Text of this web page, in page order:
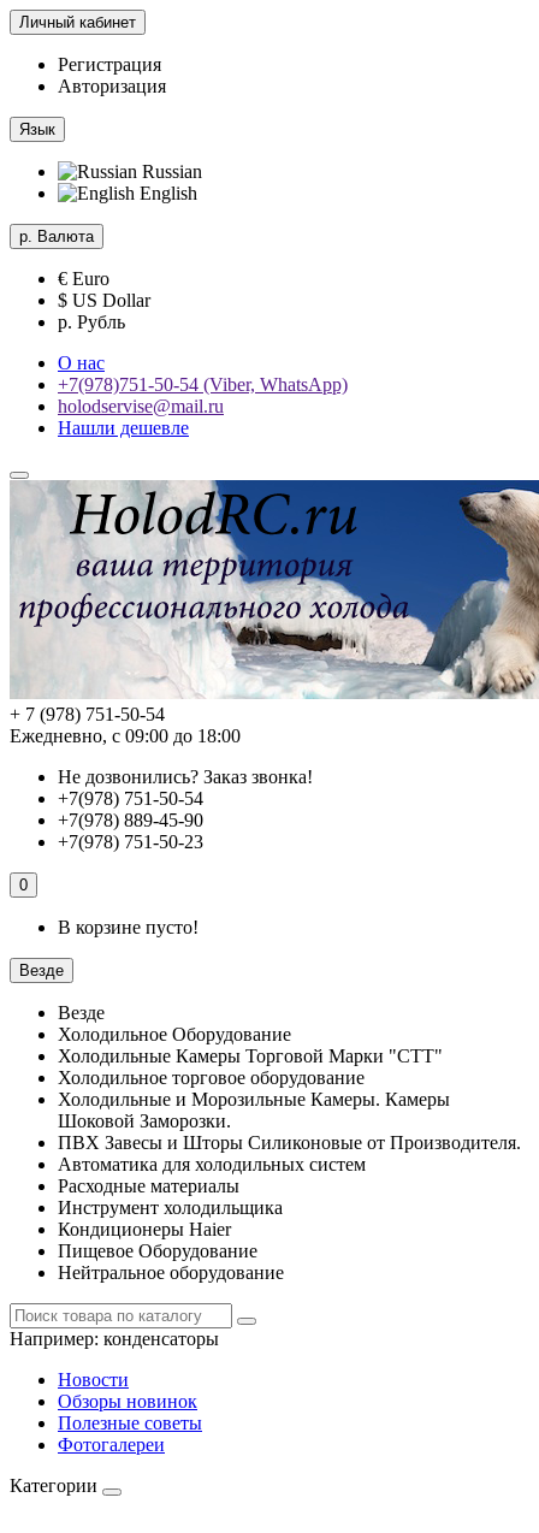
Личный кабинет
Регистрация
Авторизация
Язык
Russian
English
р. Валюта
€ Euro
$ US Dollar
р. Рубль
О нас
+7(978)751-50-54 (Viber, WhatsApp)
holodservise@mail.ru
Нашли дешевле
+ 7 (978) 751-50-54
Ежедневно, с 09:00 до 18:00
Не дозвонились? Заказ звонка!
+7(978) 751-50-54
+7(978) 889-45-90
+7(978) 751-50-23
0
В корзине пусто!
Везде
Везде
Холодильное Оборудование
Холодильные Камеры Торговой Марки "СТТ"
Холодильное торговое оборудование
Холодильные и Морозильные Камеры. Камеры
Шоковой Заморозки.
ПВХ Завесы и Шторы Силиконовые от Производителя.
Автоматика для холодильных систем
Расходные материалы
Инструмент холодильщика
Кондиционеры Haier
Пищевое Оборудование
Нейтральное оборудование
Например: конденсаторы
Новости
Обзоры новинок
Полезные советы
Фотогалереи
Категории